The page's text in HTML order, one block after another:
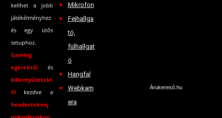
kellhet a jobb
játékélményhez
és egy ütős
setuphoz.
Gaming
egerektől és
billentyűzetekt
ől kezdve a
headseteken
Mikrofon
Fejhallga
tó,
fülhallgat
ó
Hangfal
Webkam
era
Árukereső.hu